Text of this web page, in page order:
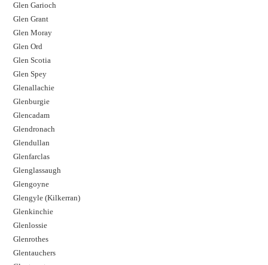
Glen Garioch
Glen Grant
Glen Moray
Glen Ord
Glen Scotia
Glen Spey
Glenallachie
Glenburgie
Glencadam
Glendronach
Glendullan
Glenfarclas
Glenglassaugh
Glengoyne
Glengyle (Kilkerran)
Glenkinchie
Glenlossie
Glenrothes
Glentauchers